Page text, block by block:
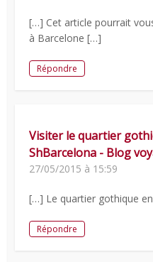
[…] Cet article pourrait
à Barcelone […]
Répondre
Visiter le quartier
ShBarcelona - Blog
27/05/2015 à 15:59
[…] Le quartier gothique
Répondre